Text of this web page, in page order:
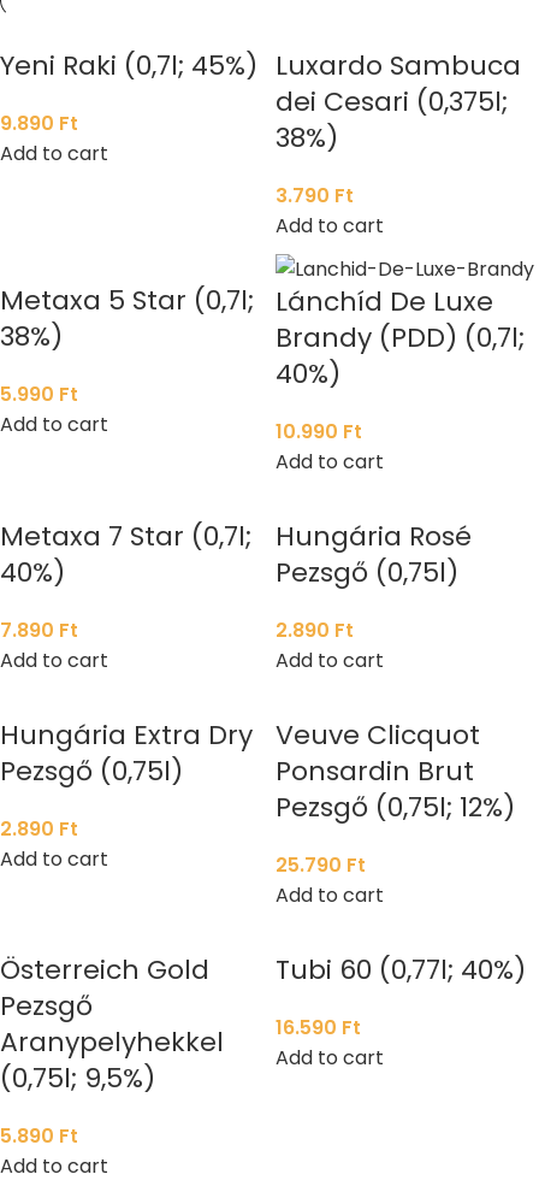
Yeni Raki (0,7l; 45%)
9.890 Ft
Add to cart
Luxardo Sambuca
dei Cesari (0,375l;
38%)
3.790 Ft
Add to cart
Metaxa 5 Star (0,7l;
38%)
5.990 Ft
Add to cart
Lánchíd De Luxe
Brandy (PDD) (0,7l;
40%)
10.990 Ft
Add to cart
Metaxa 7 Star (0,7l;
40%)
7.890 Ft
Add to cart
Hungária Rosé
Pezsgő (0,75l)
2.890 Ft
Add to cart
Hungária Extra Dry
Pezsgő (0,75l)
2.890 Ft
Add to cart
Veuve Clicquot
Ponsardin Brut
Pezsgő (0,75l; 12%)
25.790 Ft
Add to cart
Österreich Gold
Pezsgő
Aranypelyhekkel
(0,75l; 9,5%)
5.890 Ft
Add to cart
Tubi 60 (0,77l; 40%)
16.590 Ft
Add to cart